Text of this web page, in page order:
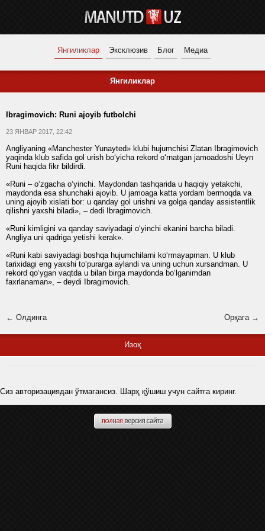
Янгиликлар Эксклюзив Блог Медиа
Янгиликлар
Ibragimovich: Runi ajoyib futbolchi
23 ЯНВАР 2017, 22:42
Angliyaning «Manchester Yunayted» klubi hujumchisi Zlatan Ibragimovich
yaqinda klub safida gol urish bo‘yicha rekord o‘rnatgan jamoadoshi Ueyn
Runi haqida fikr bildirdi.
«Runi – o‘zgacha o‘yinchi. Maydondan tashqarida u haqiqiy yetakchi,
maydonda esa shunchaki ajoyib. U jamoaga katta yordam bermoqda va
uning ajoyib xislati bor: u qanday gol urishni va golga qanday assistentlik
qilishni yaxshi biladi», – dedi Ibragimovich.
«Runi kimligini va qanday saviyadagi o‘yinchi ekanini barcha biladi.
Angliya uni qadriga yetishi kerak».
«Runi kabi saviyadagi boshqa hujumchilarni ko‘rmayapman. U klub
tarixidagi eng yaxshi to‘purarga aylandi va uning uchun xursandman. U
rekord qo‘ygan vaqtda u bilan birga maydonda bo‘lganimdan
faxrlanaman», – deydi Ibragimovich.
← Олдинга Орқага →
Изоҳ
Сиз авторизациядан ўтмагансиз. Шарҳ қўшиш учун сайтга киринг.